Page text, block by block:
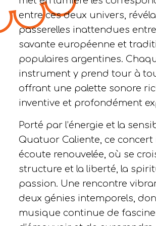
entre ces deux univers,
passerelles inattendues
savante européenne et
populaires argentines.
instrument y prend tour à
offrant une palette sonore
inventive et profondément
Porté par l’énergie et la
Quatuor Caliente, ce concert
écoute renouvelée, où se
structure et la liberté, la
passion. Une rencontre
deux génies intemporels,
musique continue de